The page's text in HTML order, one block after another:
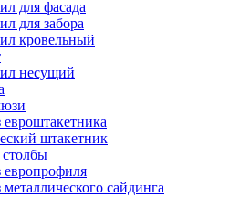
для фасада
для забора
кровельный
несущий
штакетник
европрофиля
сайдинга